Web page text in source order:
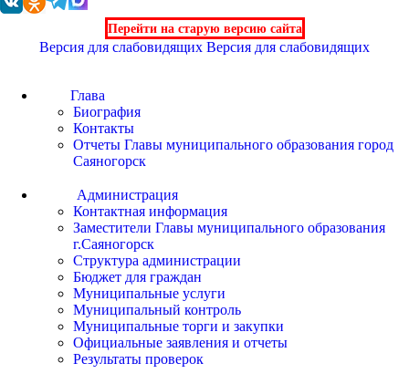
Перейти на старую версию сайта
Версия для слабовидящих Версия для слабовидящих
Глава
Биография
Контакты
Отчеты Главы муниципального образования город
Саяногорск
Администрация
Контактная информация
Заместители Главы муниципального образования
г.Саяногорск
Структура администрации
Бюджет для граждан
Муниципальные услуги
Муниципальный контроль
Муниципальные торги и закупки
Официальные заявления и отчеты
Результаты проверок